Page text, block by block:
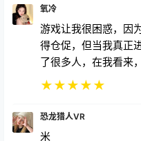
氧冷
游戏让我很困惑，因
得仓促，但当我真正
了很多人，在我看来
★★★★★
恐龙猎人VR
米